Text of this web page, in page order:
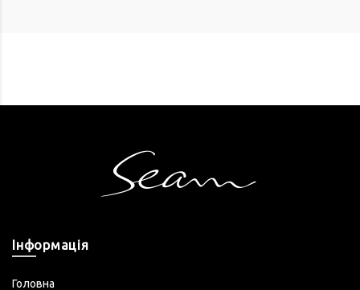
Інформація
Головна